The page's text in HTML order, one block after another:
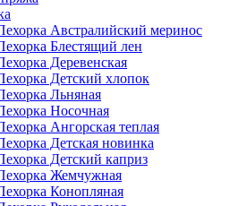
Австралийский меринос
Блестящий лен
Деревенская
Детский хлопок
Льняная
Носочная
Ангорская теплая
Детская новинка
Детский каприз
Жемчужная
Конопляная